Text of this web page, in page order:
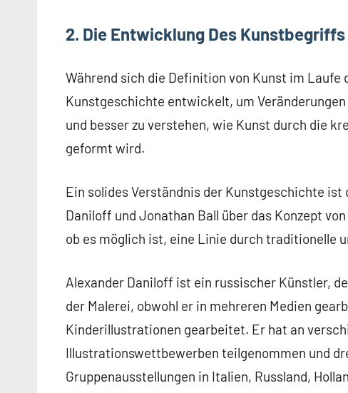
2. Die Entwicklung Des Kunstbegriffs
Während sich die Definition von Kunst im
Kunstgeschichte entwickelt, um
und besser zu verstehen, wie Kunst durch die
geformt wird.
Ein solides Verständnis der Kunstgeschichte
Daniloff und Jonathan Ball über das Konzept
ob es möglich ist, eine Linie durch traditionelle
Alexander Daniloff ist ein russischer Künstler,
der Malerei, obwohl er in mehreren Medien
Kinderillustrationen gearbeitet. Er hat an
Illustrationswettbewerben teilgenommen und
Gruppenausstellungen in Italien, Russland,